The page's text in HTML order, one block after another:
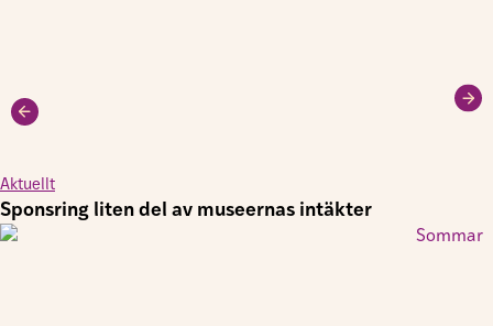
Aktuellt
Sponsring liten del av museernas intäkter